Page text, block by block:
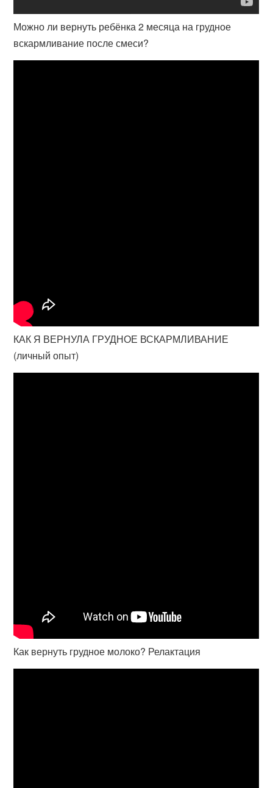
Можно ли вернуть ребёнка 2 месяца на грудное
вскармливание после смеси?
КАК Я ВЕРНУЛА ГРУДНОЕ ВСКАРМЛИВАНИЕ
(личный опыт)
Как вернуть грудное молоко? Релактация